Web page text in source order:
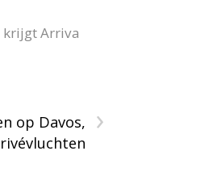
krijgt Arriva
›
op Davos,